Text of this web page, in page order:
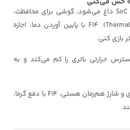
وقتی SoC داغ می‌شود، گوشی برای محافظت،
سرعت را کم می‌کند (Thermal Throttling). F14 با پایین آوردن دما، اجازه
بازی کنی.
استرس حرارتی باتری را کم می‌کند و به
اگر مشغول بازی و شارژ هم‌زمان هستی، F14 با دفع گرما،